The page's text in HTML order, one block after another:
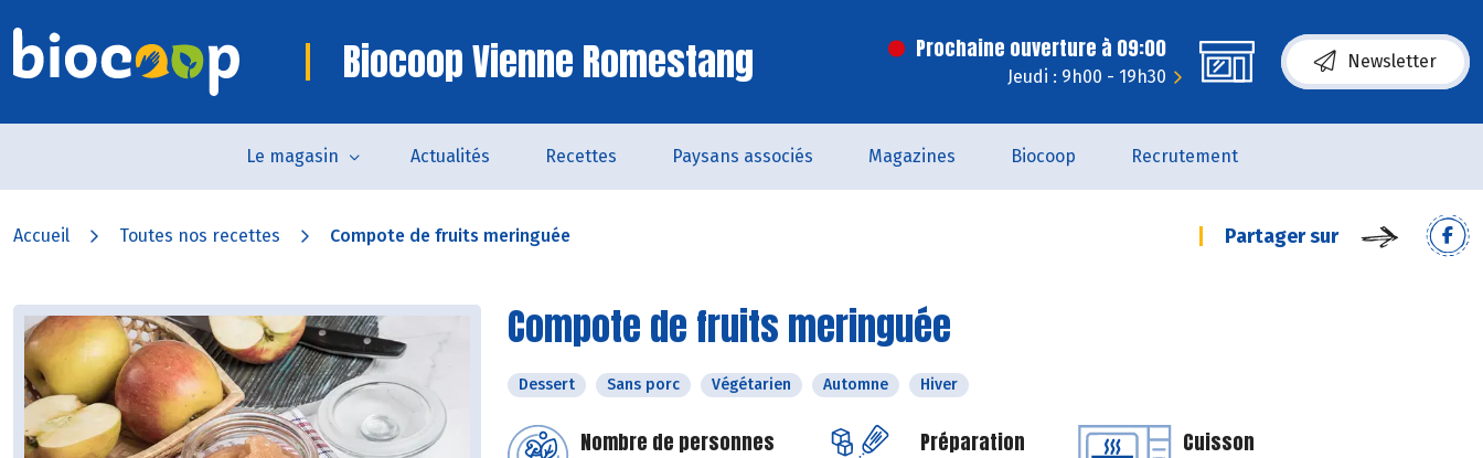
Biocoop Vienne Romestang Prochaine ouverture à 09:00
Jeudi : 9h00 - 19h30
Newsletter
Le magasin Actualités Recettes Paysans associés Magazines Biocoop Recrutement
Accueil Toutes nos recettes Compote de fruits meringuée Partager sur
Compote de fruits meringuée
Dessert Sans porc Végétarien Automne Hiver
Nombre de personnes Préparation Cuisson